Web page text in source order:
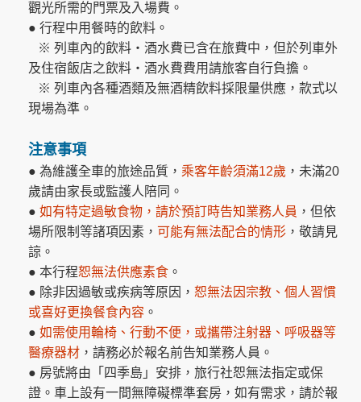
觀光所需的門票及入場費。
● 行程中用餐時的飲料。
※ 列車內的飲料・酒水費已含在旅費中，但於列車外
及住宿飯店之飲料・酒水費費用請旅客自行負擔。
※ 列車內各種酒類及無酒精飲料採限量供應，款式以
現場為準。
注意事項
● 為維護全車的旅途品質， 乘客年齡須滿12歲 ，未滿20
歲請由家長或監護人陪同。
● 如有特定過敏食物，請於預訂時告知業務人員 ，但依
場所限制等諸項因素， 可能有無法配合的情形 ，敬請見
諒。
● 本行程恕無法供應素食 。
● 除非因過敏或疾病等原因， 恕無法因宗教、個人習慣
或喜好更換餐食內容 。
● 如需使用輪椅、行動不便，或攜帶注射器、呼吸器等
醫療器材 ，請務必於報名前告知業務人員。
● 房號將由「四季島」安排，旅行社恕無法指定或保
證。車上設有一間無障礙標準套房，如有需求，請於報